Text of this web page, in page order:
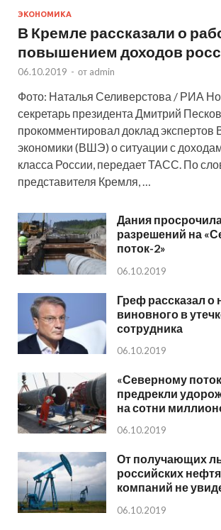
ЭКОНОМИКА
В Кремле рассказали о
повышением доходов
06.10.2019 - от admin
Фото: Наталья Селиверстова / РИА
секретарь президента Дмитрий Песков
прокомментировал доклад
экономики (ВШЭ) о ситуации с
класса России, передает ТАСС. По
представителя Кремля, …
Дания
разрешений на
поток-2»
06.10.2019
Греф рассказал о
виновного в
сотрудника
06.10.2019
«Северному
предрекли
на сотни
06.10.2019
От получающих
российских
компаний не
06.10.2019